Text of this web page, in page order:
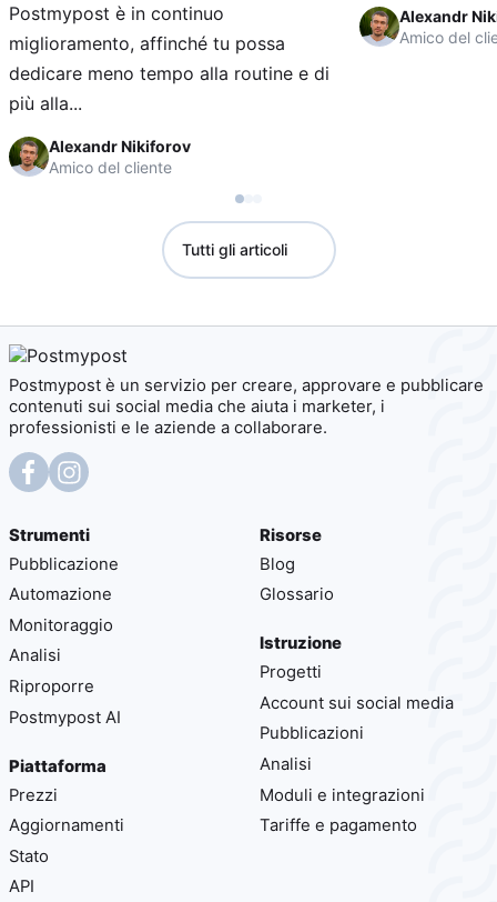
Postmypost è in continuo
miglioramento, affinché tu possa
dedicare meno tempo alla routine e di
più alla...
Alexandr Nikiforov
Amico del cliente
Alexandr
Amico del
Tutti gli articoli
Postmypost è un servizio per creare, approvare e pubblicare
contenuti sui social media che aiuta i marketer, i
professionisti e le aziende a collaborare.
Strumenti
Pubblicazione
Automazione
Monitoraggio
Analisi
Riproporre
Postmypost AI
Piattaforma
Prezzi
Aggiornamenti
Stato
API
Risorse
Blog
Glossario
Istruzione
Progetti
Account sui social media
Pubblicazioni
Analisi
Moduli e integrazioni
Tariffe e pagamento